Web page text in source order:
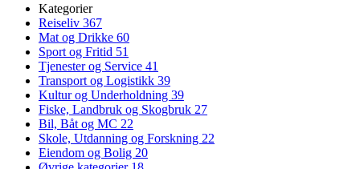
Kategorier
Reiseliv 367
Mat og Drikke 60
Sport og Fritid 51
Tjenester og Service 41
Transport og Logistikk 39
Kultur og Underholdning 39
Fiske, Landbruk og Skogbruk 27
Bil, Båt og MC 22
Skole, Utdanning og Forskning 22
Eiendom og Bolig 20